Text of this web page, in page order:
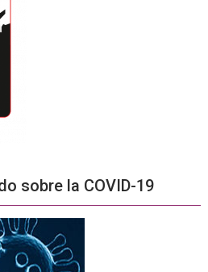
sobre la COVID-19